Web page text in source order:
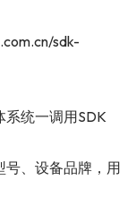
sdk-
系统一调用SDK
号、设备品牌，用